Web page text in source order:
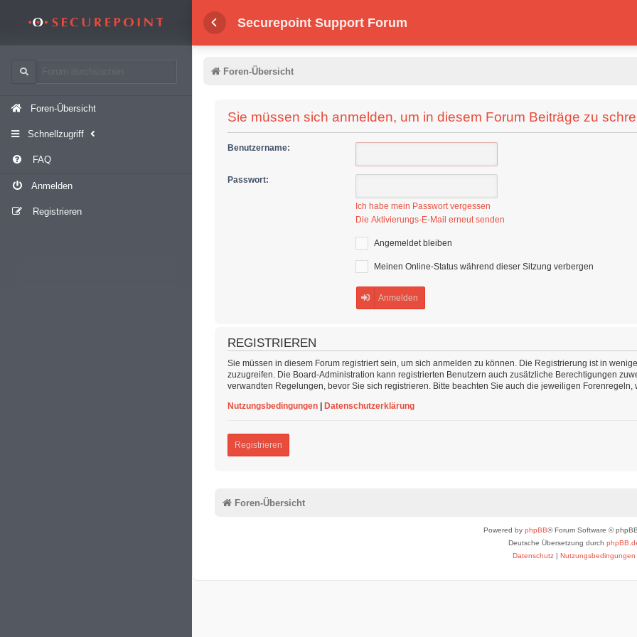
Securepoint Support Forum
Foren-Übersicht
Schnellzugriff
FAQ
Anmelden
Registrieren
Foren-Übersicht
Sie müssen sich anmelden, um in diesem Forum Beiträge zu
Benutzername:
Passwort:
Ich habe mein Passwort vergessen
Die Aktivierungs-E-Mail erneut senden
Angemeldet bleiben
Meinen Online-Status während dieser Sitzung verbergen
Anmelden
REGISTRIEREN
Sie müssen in diesem Forum registriert sein, um sich anmelden zu können. Die Registrierung ist in
zuzugreifen. Die Board-Administration kann registrierten Benutzern auch zusätzliche Berechtigungen
verwandten Regelungen, bevor Sie sich registrieren. Bitte beachten Sie auch die jeweiligen Forenregeln,
Nutzungsbedingungen | Datenschutzerklärung
Registrieren
Foren-Übersicht
Powered by phpBB® Forum Software ©
Deutsche Übersetzung durch
Datenschutz| Nutzungsbedingungen